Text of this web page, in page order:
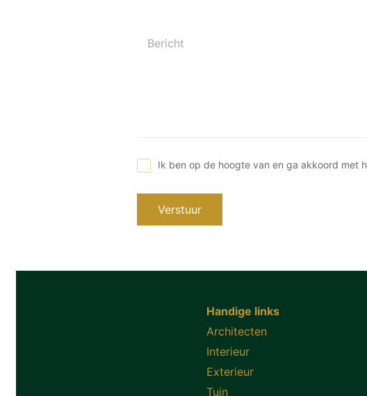
Bericht
Ik ben op de hoogte van en ga akkoord met
Verstuur
Handige links
Architecten
Interieur
Exterieur
Tuin